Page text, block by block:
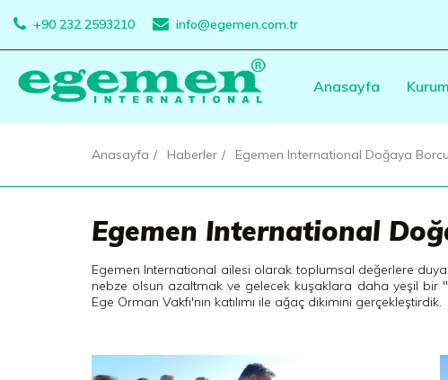
+90 232 2593210 info@egemen.com.tr
Anasayfa
Anasayfa Haberler Egemen International Doğaya
Egemen International
Egemen International ailesi olarak toplumsal değerlere
nebze olsun azaltmak ve gelecek kuşaklara daha yeşil bir
Ege Orman Vakfı'nın katılımı ile ağaç dikimini gerçekleştirdik.